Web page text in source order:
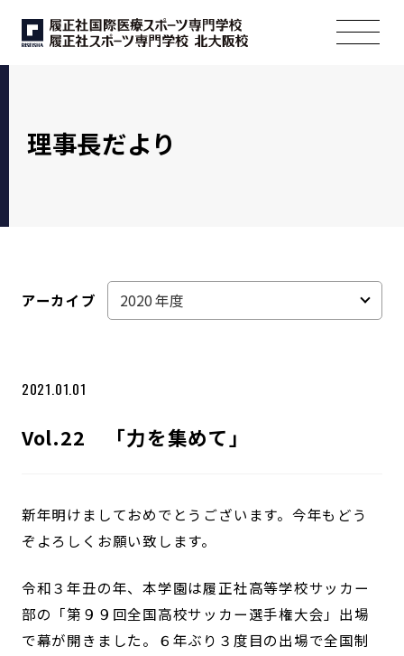
理事長だより
アーカイブ
2021.01.01
Vol.22 「力を集めて」
新年明けましておめでとうございます。今年もどう
ぞよろしくお願い致します。
令和３年丑の年、本学園は履正社高等学校サッカー
部の「第９９回全国高校サッカー選手権大会」出場
で幕が開きました。６年ぶり３度目の出場で全国制